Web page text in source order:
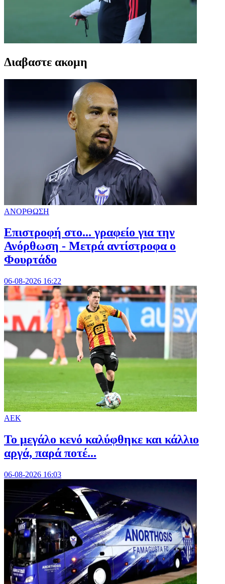
Διαβαστε ακομη
ΑΝΟΡΘΩΣΗ
Επιστροφή στο... γραφείο για την
Ανόρθωση - Μετρά αντίστροφα ο
Φουρτάδο
06-08-2026 16:22
ΑΕΚ
Το μεγάλο κενό καλύφθηκε και κάλλιο
αργά, παρά ποτέ...
06-08-2026 16:03